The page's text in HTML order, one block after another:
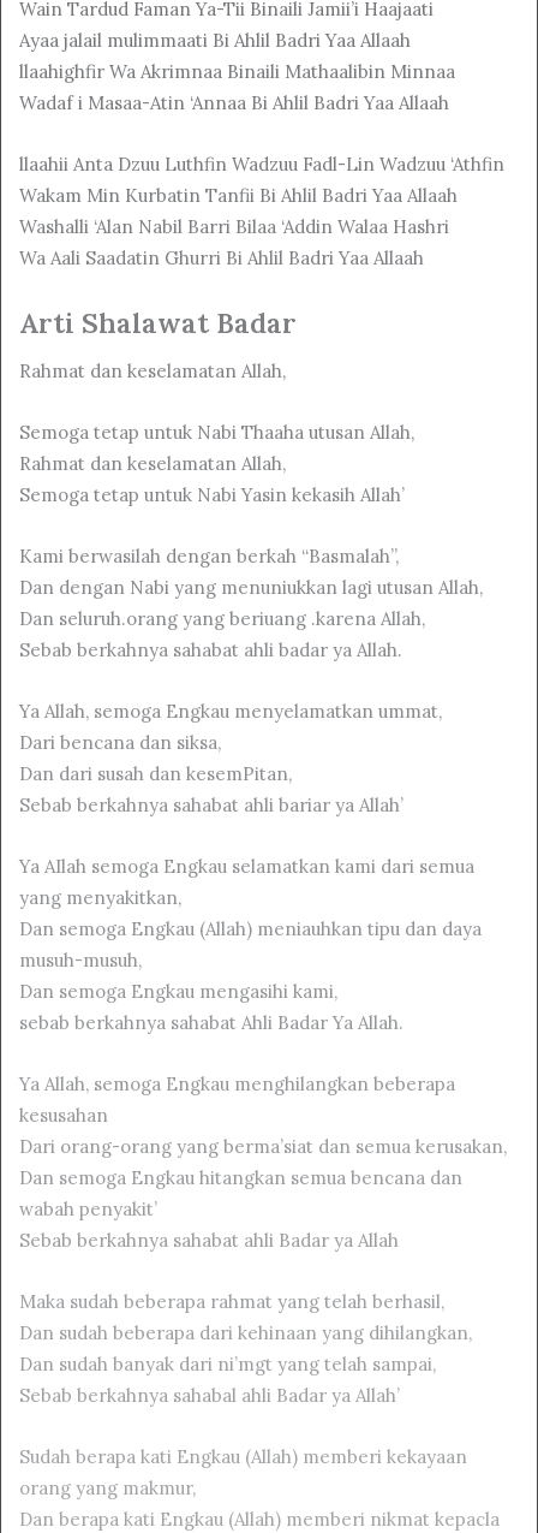
Wain Tardud Faman Ya-Tii Binaili Jamii’i Haajaati
Ayaa jalail mulimmaati Bi Ahlil Badri Yaa Allaah
llaahighfir Wa Akrimnaa Binaili Mathaalibin Minnaa
Wadaf i Masaa-Atin ‘Annaa Bi Ahlil Badri Yaa Allaah
llaahii Anta Dzuu Luthfin Wadzuu Fadl-Lin Wadzuu ‘Athfin
Wakam Min Kurbatin Tanfii Bi Ahlil Badri Yaa Allaah
Washalli ‘Alan Nabil Barri Bilaa ‘Addin Walaa Hashri
Wa Aali Saadatin Ghurri Bi Ahlil Badri Yaa Allaah
Arti Shalawat Badar
Rahmat dan keselamatan Allah,
Semoga tetap untuk Nabi Thaaha utusan Allah,
Rahmat dan keselamatan Allah,
Semoga tetap untuk Nabi Yasin kekasih Allah’
Kami berwasilah dengan berkah “Basmalah”,
Dan dengan Nabi yang menuniukkan lagi utusan Allah,
Dan seluruh.orang yang beriuang .karena Allah,
Sebab berkahnya sahabat ahli badar ya Allah.
Ya Allah, semoga Engkau menyelamatkan ummat,
Dari bencana dan siksa,
Dan dari susah dan kesemPitan,
Sebab berkahnya sahabat ahli bariar ya Allah’
Ya AIlah semoga Engkau selamatkan kami dari semua
yang menyakitkan,
Dan semoga Engkau (Allah) meniauhkan tipu dan daya
musuh-musuh,
Dan semoga Engkau mengasihi kami,
sebab berkahnya sahabat Ahli Badar Ya Allah.
Ya Allah, semoga Engkau menghilangkan beberapa
kesusahan
Dari orang-orang yang berma’siat dan semua kerusakan,
Dan semoga Engkau hitangkan semua bencana dan
wabah penyakit’
Sebab berkahnya sahabat ahli Badar ya Allah
Maka sudah beberapa rahmat yang telah berhasil,
Dan sudah beberapa dari kehinaan yang dihilangkan,
Dan sudah banyak dari ni’mgt yang telah sampai,
Sebab berkahnya sahabal ahli Badar ya Allah’
Sudah berapa kati Engkau (Allah) memberi kekayaan
orang yang makmur,
Dan berapa kati Engkau (Allah) memberi nikmat kepacla